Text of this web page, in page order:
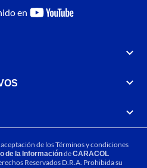
en
youtube-
de losTérminos y condiciones
de la InformacióndeCARACOL
Reservados D.R.A. Prohibida su